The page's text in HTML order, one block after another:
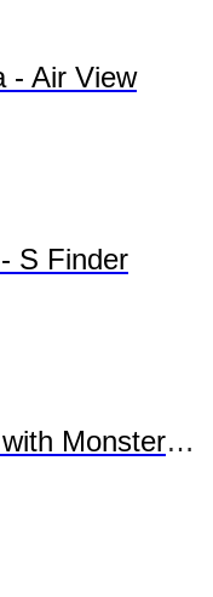
- Air View
S Finder
University